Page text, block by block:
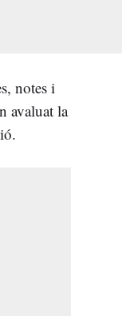
notes i
avaluat la